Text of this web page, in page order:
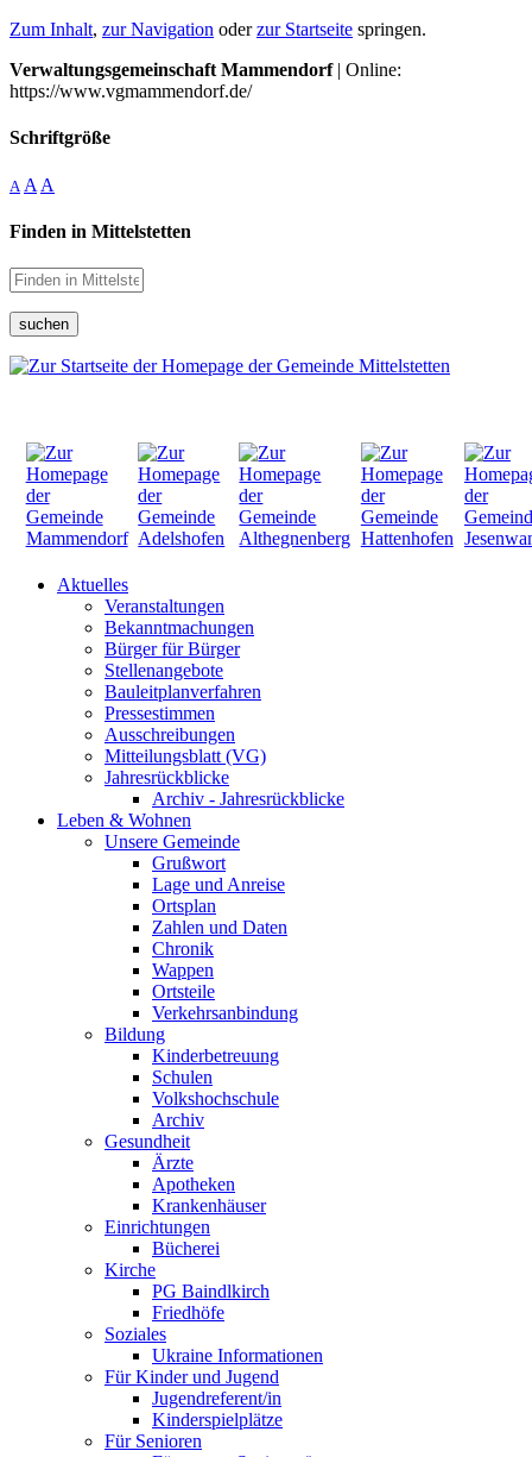
Zum Inhalt, zur Navigation oderzur Startseite springen.
Verwaltungsgemeinschaft Mammendorf| Online:
https://www.vgmammendorf.de/
Schriftgröße
A A A
Finden in Mittelstetten
suchen
Aktuelles
Veranstaltungen
Bekanntmachungen
Bürger für Bürger
Stellenangebote
Bauleitplanverfahren
Pressestimmen
Ausschreibungen
Mitteilungsblatt (VG)
Jahresrückblicke
Archiv - Jahresrückblicke
Leben & Wohnen
Unsere Gemeinde
Grußwort
Lage und Anreise
Ortsplan
Zahlen und Daten
Chronik
Wappen
Ortsteile
Verkehrsanbindung
Bildung
Kinderbetreuung
Schulen
Volkshochschule
Archiv
Gesundheit
Ärzte
Apotheken
Krankenhäuser
Einrichtungen
Bücherei
Kirche
PG Baindlkirch
Friedhöfe
Soziales
Ukraine Informationen
Für Kinder und Jugend
Jugendreferent/in
Kinderspielplätze
Für Senioren